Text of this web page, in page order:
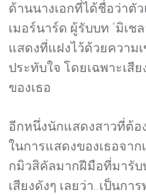
ด้านนางเอกที่ได้ชื่อว่า
เมอร์นาร์ด ผู้รับบท “มิเช
แสดงที่แฝงไว้ด้วยความ
ประทับใจ โดยเฉพาะเสี
ของเธอ
อีกหนึ่งนักแสดงสาวที่ต้
ในการแสดงของเธอจาก
กมิวสิคัลมากฝีมือที่มารับ
เสียงดังๆ เลยว่า..เป็นก